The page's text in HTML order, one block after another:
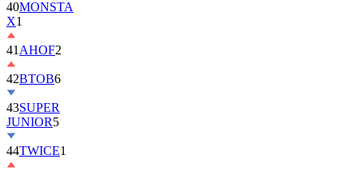
41AHOF
42 BTOB6
43SUPER
JUNIOR
44TWICE
45AND2BLE